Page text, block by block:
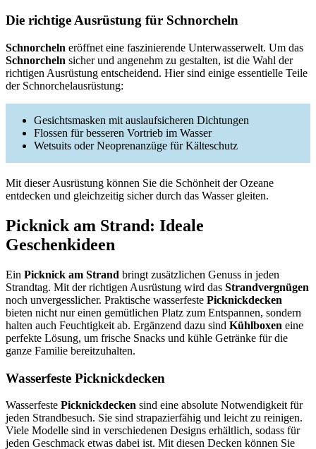
Die richtige Ausrüstung für Schnorcheln
Schnorcheln eröffnet eine faszinierende Unterwasserwelt. Um das
Schnorcheln sicher und angenehm zu gestalten, ist die Wahl der
richtigen Ausrüstung entscheidend. Hier sind einige essentielle Teile
der Schnorchelausrüstung:
Gesichtsmasken mit auslaufsicheren Dichtungen
Flossen für besseren Vortrieb im Wasser
Wetsuits oder Neoprenanzüge für Kälteschutz
Mit dieser Ausrüstung können Sie die Schönheit der Ozeane
entdecken und gleichzeitig sicher durch das Wasser gleiten.
Picknick am Strand: Ideale
Geschenkideen
Ein Picknick am Strand bringt zusätzlichen Genuss in jeden
Strandtag. Mit der richtigen Ausrüstung wird das Strandvergnügen
noch unvergesslicher. Praktische wasserfeste Picknickdecken
bieten nicht nur einen gemütlichen Platz zum Entspannen, sondern
halten auch Feuchtigkeit ab. Ergänzend dazu sind Kühlboxen eine
perfekte Lösung, um frische Snacks und kühle Getränke für die
ganze Familie bereitzuhalten.
Wasserfeste Picknickdecken
Wasserfeste Picknickdecken sind eine absolute Notwendigkeit für
jeden Strandbesuch. Sie sind strapazierfähig und leicht zu reinigen.
Viele Modelle sind in verschiedenen Designs erhältlich, sodass für
jeden Geschmack etwas dabei ist. Mit diesen Decken können Sie